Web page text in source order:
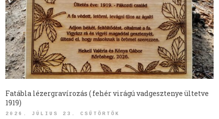
Fatábla lézergravírozás ( fehér virágú vadgesztenye ültetve
1919)
2026. JÚLIUS 23. CSÜTÖRTÖK